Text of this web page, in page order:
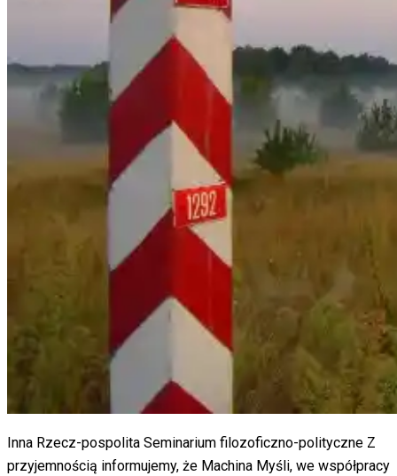
Inna Rzecz-pospolita Seminarium filozoficzno-polityczne Z
przyjemnością informujemy, że Machina Myśli, we współpracy